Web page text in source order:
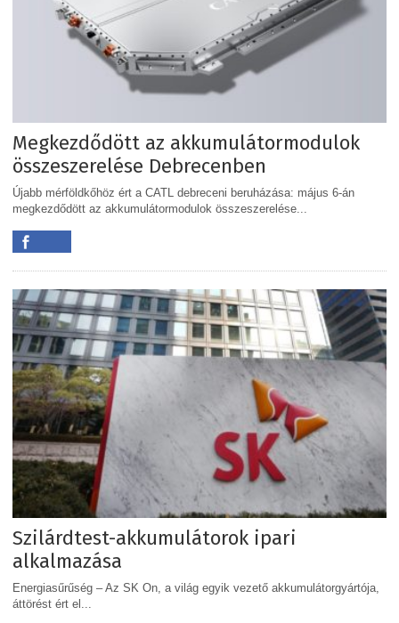
Megkezdődött az akkumulátormodulok
összeszerelése Debrecenben
Újabb mérföldkőhöz ért a CATL debreceni beruházása: május 6-án
megkezdődött az akkumulátormodulok összeszerelése...
Szilárdtest-akkumulátorok ipari
alkalmazása
Energiasűrűség – Az SK On, a világ egyik vezető akkumulátorgyártója,
áttörést ért el...